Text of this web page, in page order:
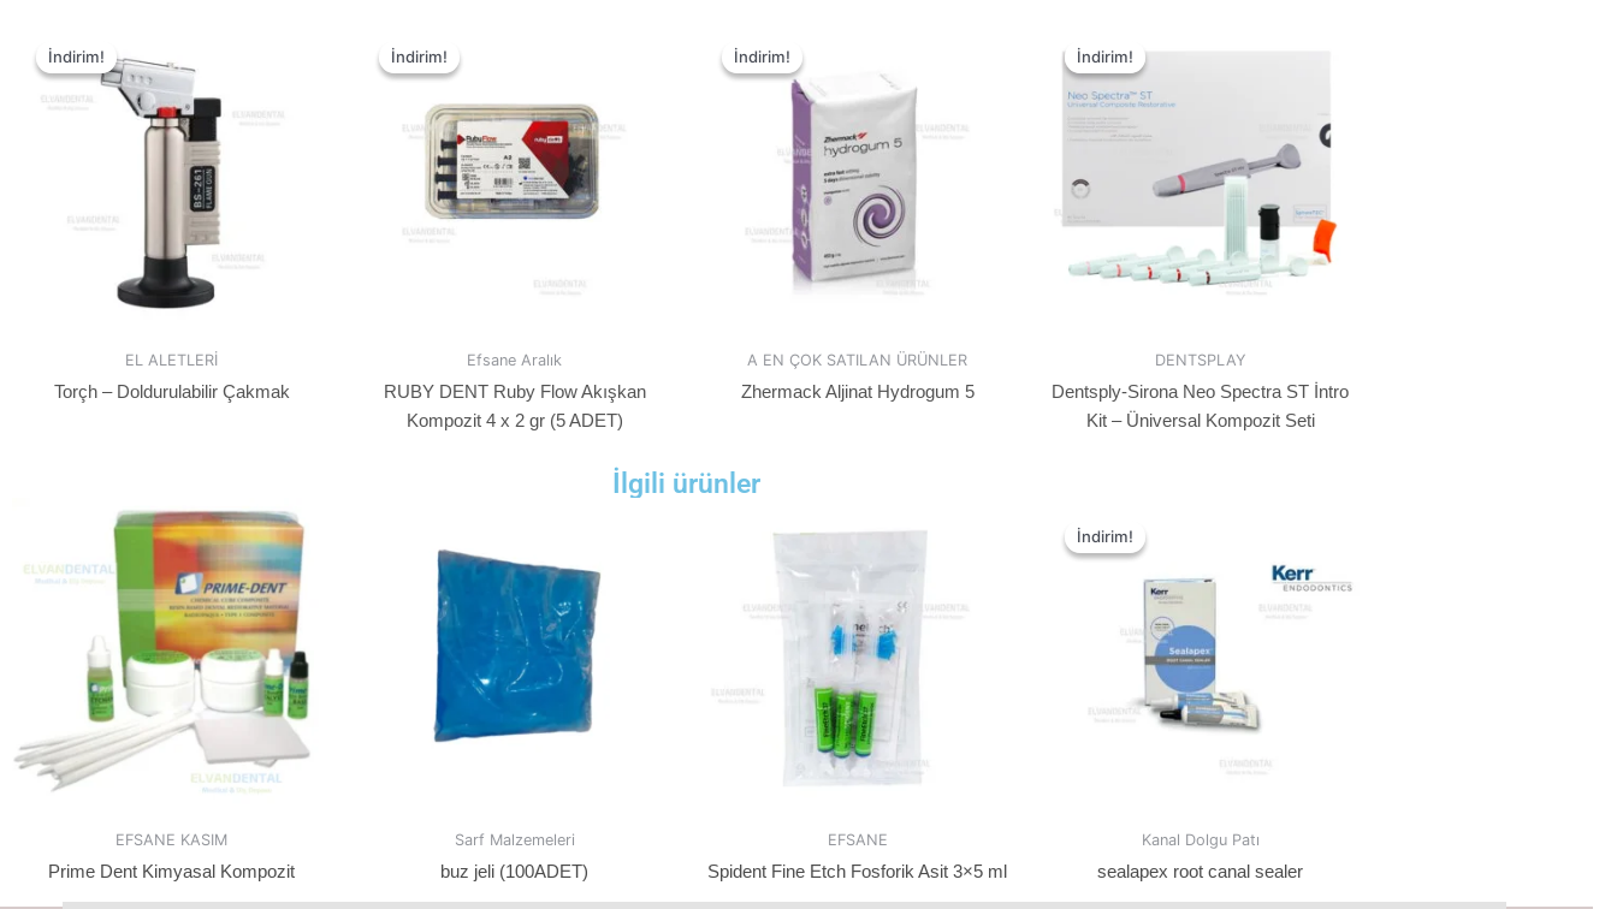
İndirim!
İndirim!
EL ALETLERİ
Torçh – Doldurulabilir Çakmak
İndirim!
İndirim!
Efsane Aralık
RUBY DENT Ruby Flow Akışkan
Kompozit 4 x 2 gr (5 ADET)
İndirim!
İndirim!
A EN ÇOK SATILAN ÜRÜNLER
Zhermack Aljinat Hydrogum 5
İndirim!
İndirim!
DENTSPLAY
Dentsply-Sirona Neo Spectra ST İntro
Kit – Üniversal Kompozit Seti
İlgili ürünler
EFSANE KASIM
Prime Dent Kimyasal Kompozit
Sarf Malzemeleri
buz jeli (100ADET)
EFSANE
Spident Fine Etch Fosforik Asit 3×5 ml
İndirim!
İndirim!
Kanal Dolgu Patı
sealapex root canal sealer